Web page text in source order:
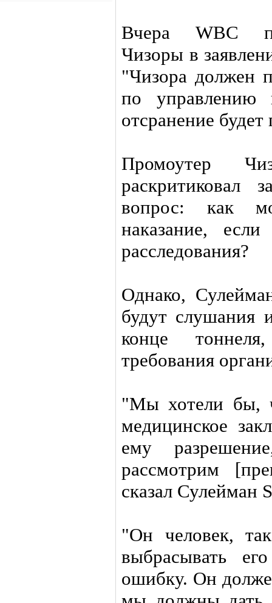
Вчера WBC
Чизоры в
"Чизора должен
по управлению
отсранение
Промоутер
раскритиковал
вопрос: как
наказание,
расследования?
Однако,
будут слушания
конце
требования
"Мы хотели бы,
медицинское
ему
рассмотрим
сказал Сулейман
"Он человек,
выбрасывать
ошибку. Он